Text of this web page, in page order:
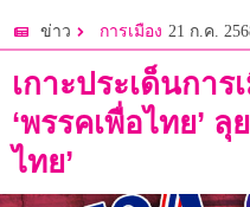
ข่าว การเมือง 21 ก.ค.
เกาะประเด็นกา
‘พรรคเพื่อไทย’
ไทย’